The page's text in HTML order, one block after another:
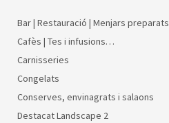
Bar | Restauració | Menjars preparats
Cafès | Tes i infusions…
Carnisseries
Congelats
Conserves, envinagrats i salaons
Destacat Landscape 2